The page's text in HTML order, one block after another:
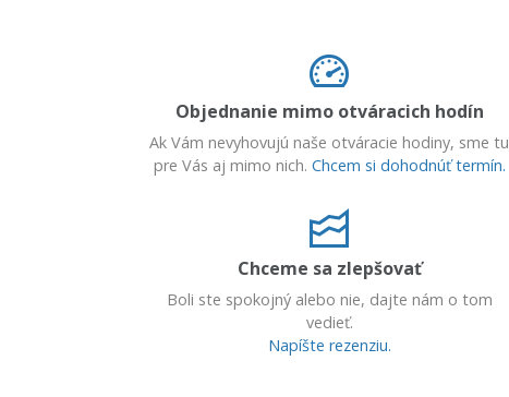
Objednanie mimo otváracich hodín
Ak Vám nevyhovujú naše otváracie hodiny, sme tu
pre Vás aj mimo nich. Chcem si dohodnúť termín.
Chceme sa zlepšovať
Boli ste spokojný alebo nie, dajte nám o tom
vedieť.
Napíšte rezenziu.